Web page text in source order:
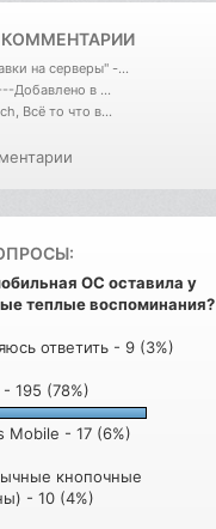
на серверы" -...
в ...
Всё то что в...
ОС оставила у
теплые воспоминания?
ответить - 9 (3%)
- 195 (78%)
Mobile - 17 (6%)
кнопочные
- 10 (4%)